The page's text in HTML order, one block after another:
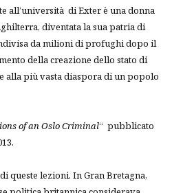
all’università di Exter è una donna
diventata la sua patria di
da milioni di profughi dopo il
della creazione dello stato di
alla più vasta diaspora di un popolo
of an Oslo Criminal“ pubblicato
queste lezioni. In Gran Bretagna,